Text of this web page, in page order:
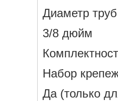
Диаметр труб
3/8 дюйм
Набор
Да (только